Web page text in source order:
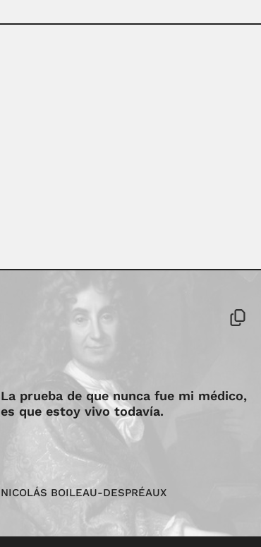
La prueba de que nunca fue mi médico,
es que estoy vivo todavía.
NICOLÁS BOILEAU-DESPRÉAUX